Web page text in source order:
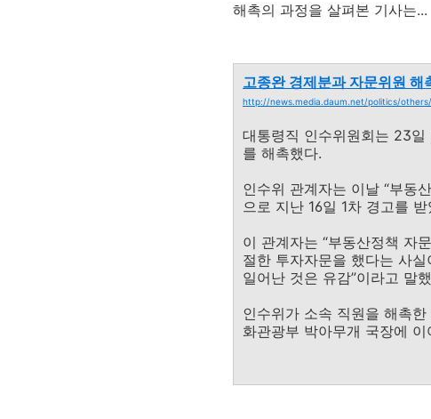
해촉의 과정을 살펴본 기사는...
고종완 경제분과 자문위원 해
http://news.media.daum.net/politics/
대통령직 인수위원회는 23
를 해촉했다.
인수위 관계자는 이날 “부동
으로 지난 16일 1차 경고를
이 관계자는 “부동산정책 자
절한 투자자문을 했다는 사
일어난 것은 유감”이라고 말
인수위가 소속 직원을 해촉
화관광부 박아무개 국장에